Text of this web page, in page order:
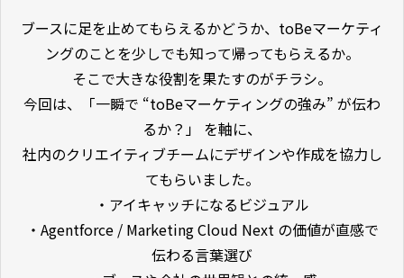
ブースに足を止めてもらえるかどうか、toBeマーケティ
ングのことを少しでも知って帰ってもらえるか。
そこで大きな役割を果たすのがチラシ。
今回は、「一瞬で “toBeマーケティングの強み” が伝わ
るか？」 を軸に、
社内のクリエイティブチームにデザインや作成を協力し
てもらいました。
・アイキャッチになるビジュアル
・Agentforce / Marketing Cloud Next の価値が直感で
伝わる言葉選び